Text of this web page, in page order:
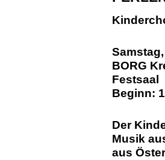
BORG
Festsaal
Beginn:
Der
Musik
aus